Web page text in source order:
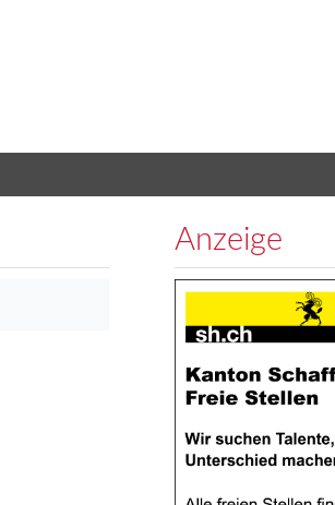
Anzeige